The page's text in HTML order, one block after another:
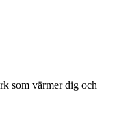
som värmer dig och